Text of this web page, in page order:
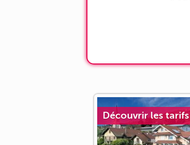
Découvrir les tarifs